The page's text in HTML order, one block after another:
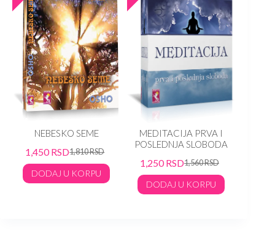
NEBESKO SEME
1,810RSD
1,450RSD
DODAJ U KORPU
MEDITACIJA PRVA I
POSLEDNJA SLOBODA
1,560RSD
1,250RSD
DODAJ U KORPU